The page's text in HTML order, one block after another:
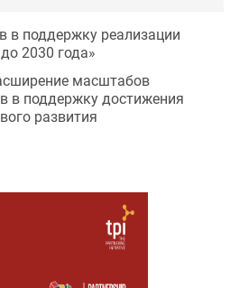
в поддержку реализации
2030 года»
масштабов
в поддержку достижения
развития